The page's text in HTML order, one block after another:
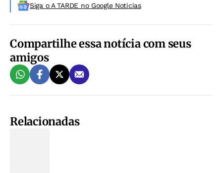
Siga o A TARDE no Google Noticias
Compartilhe essa notícia com seus
amigos
Relacionadas